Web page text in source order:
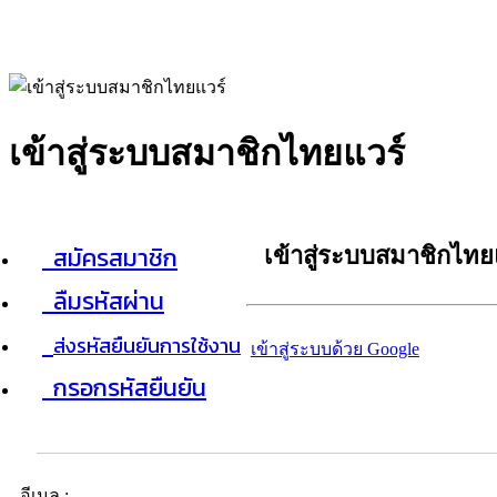
เข้าสู่ระบบสมาชิกไทยแวร์
สมัครสมาชิก
ลืมรหัสผ่าน
ส่งรหัสยืนยันการใช้งาน
กรอกรหัสยืนยัน
เข้าสู่ระบบสมาชิกไท
เข้าสู่ระบบด้วย Google